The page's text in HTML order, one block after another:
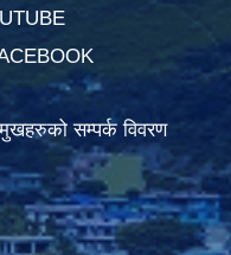
सम्पर्क विवरण